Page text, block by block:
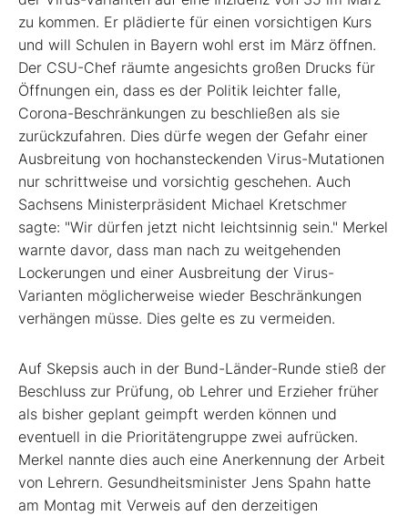
zu kommen. Er plädierte für einen vorsichtigen Kurs
und will Schulen in Bayern wohl erst im März öffnen.
Der CSU-Chef räumte angesichts großen Drucks für
Öffnungen ein, dass es der Politik leichter falle,
Corona-Beschränkungen zu beschließen als sie
zurückzufahren. Dies dürfe wegen der Gefahr einer
Ausbreitung von hochansteckenden Virus-Mutationen
nur schrittweise und vorsichtig geschehen. Auch
Sachsens Ministerpräsident Michael Kretschmer
sagte: "Wir dürfen jetzt nicht leichtsinnig sein." Merkel
warnte davor, dass man nach zu weitgehenden
Lockerungen und einer Ausbreitung der Virus-
Varianten möglicherweise wieder Beschränkungen
verhängen müsse. Dies gelte es zu vermeiden.
Auf Skepsis auch in der Bund-Länder-Runde stieß der
Beschluss zur Prüfung, ob Lehrer und Erzieher früher
als bisher geplant geimpft werden können und
eventuell in die Prioritätengruppe zwei aufrücken.
Merkel nannte dies auch eine Anerkennung der Arbeit
von Lehrern. Gesundheitsminister Jens Spahn hatte
am Montag mit Verweis auf den derzeitigen